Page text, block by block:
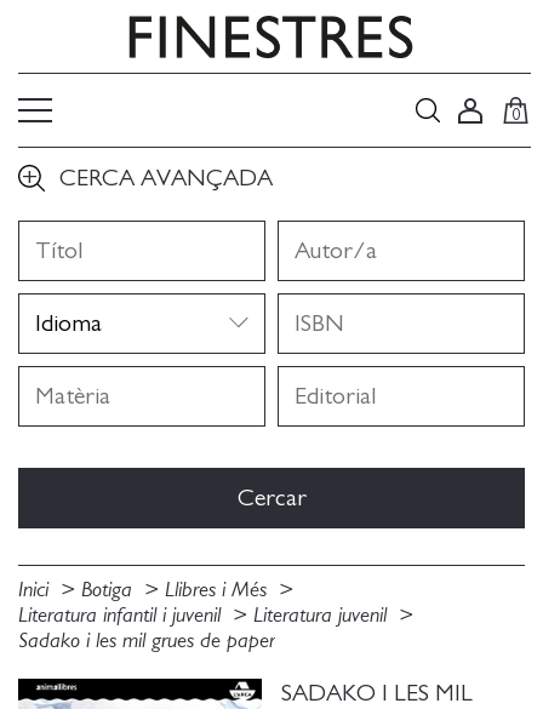
0
CERCA AVANÇADA
Inici Botiga
Llibres i Més
Literatura infantil i juvenil
Literatura juvenil
Sadako i les mil grues de paper
SADAKO I LES MIL